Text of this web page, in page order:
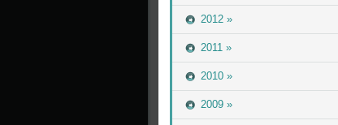
2012 »
2011 »
2010 »
2009 »